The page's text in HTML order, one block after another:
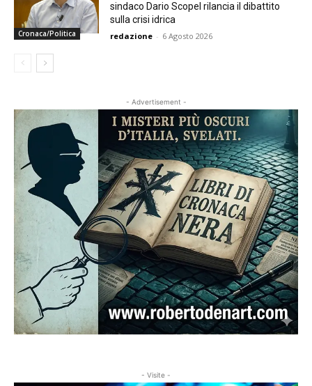
Cronaca/Politica
sindaco Dario Scopel rilancia il dibattito
sulla crisi idrica
redazione - 6 Agosto 2026
- Advertisement -
- Visite -